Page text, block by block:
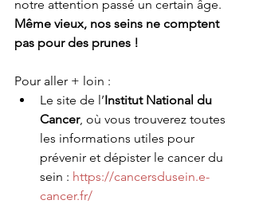
notre attention passé un certain âge.
Même vieux, nos seins ne comptent
pas pour des prunes !
Pour aller + loin :
Le site de l’Institut National du
Cancer, où vous trouverez toutes
les informations utiles pour
prévenir et dépister le cancer du
sein : https://cancersdusein.e-
cancer.fr/